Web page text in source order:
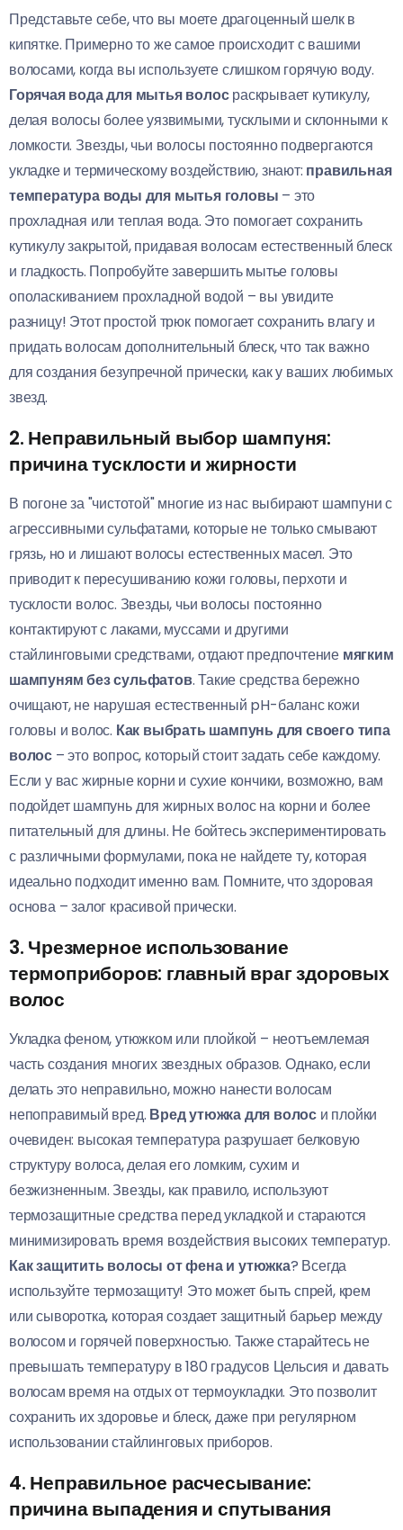
Представьте себе, что вы моете драгоценный шелк в
кипятке. Примерно то же самое происходит с вашими
волосами, когда вы используете слишком горячую воду.
Горячая вода для мытья волосраскрывает кутикулу,
делая волосы более уязвимыми, тусклыми и склонными к
ломкости. Звезды, чьи волосы постоянно подвергаются
укладке и термическому воздействию, знают: правильная
температура воды для мытья головы – это
прохладная или теплая вода. Это помогает сохранить
кутикулу закрытой, придавая волосам естественный блеск
и гладкость. Попробуйте завершить мытье головы
ополаскиванием прохладной водой – вы увидите
разницу! Этот простой трюк помогает сохранить влагу и
придать волосам дополнительный блеск, что так важно
для создания безупречной прически, как у ваших любимых
звезд.
2. Неправильный выбор шампуня:
причина тусклости и жирности
В погоне за "чистотой" многие из нас выбирают шампуни с
агрессивными сульфатами, которые не только смывают
грязь, но и лишают волосы естественных масел. Это
приводит к пересушиванию кожи головы, перхоти и
тусклости волос. Звезды, чьи волосы постоянно
контактируют с лаками, муссами и другими
стайлинговыми средствами, отдают предпочтение мягким
шампуням без сульфатов. Такие средства бережно
очищают, не нарушая естественный pH-баланс кожи
головы и волос. Как выбрать шампунь для своего типа
волос – это вопрос, который стоит задать себе каждому.
Если у вас жирные корни и сухие кончики, возможно, вам
подойдет шампунь для жирных волос на корни и более
питательный для длины. Не бойтесь экспериментировать
с различными формулами, пока не найдете ту, которая
идеально подходит именно вам. Помните, что здоровая
основа – залог красивой прически.
3. Чрезмерное использование
термоприборов: главный враг здоровых
волос
Укладка феном, утюжком или плойкой – неотъемлемая
часть создания многих звездных образов. Однако, если
делать это неправильно, можно нанести волосам
непоправимый вред. Вред утюжка для волос и плойки
очевиден: высокая температура разрушает белковую
структуру волоса, делая его ломким, сухим и
безжизненным. Звезды, как правило, используют
термозащитные средства перед укладкой и стараются
минимизировать время воздействия высоких температур.
Как защитить волосы от фена и утюжка? Всегда
используйте термозащиту! Это может быть спрей, крем
или сыворотка, которая создает защитный барьер между
волосом и горячей поверхностью. Также старайтесь не
превышать температуру в 180 градусов Цельсия и давать
волосам время на отдых от термоукладки. Это позволит
сохранить их здоровье и блеск, даже при регулярном
использовании стайлинговых приборов.
4. Неправильное расчесывание:
причина выпадения и спутывания